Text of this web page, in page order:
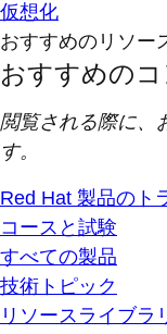
仮想化
おすすめのリソー
おすすめの
閲覧される際に、
す。
Red Hat 製品のト
コースと試験
すべての製品
技術トピック
リソースライブラ